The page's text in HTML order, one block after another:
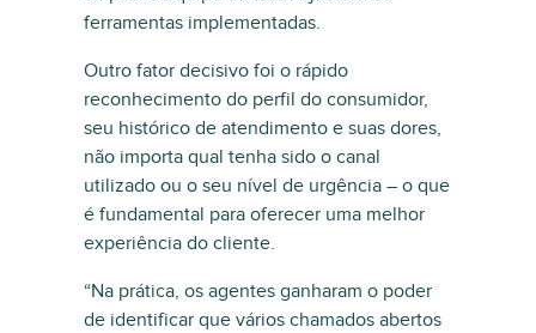
ferramentas implementadas.
Outro fator decisivo foi o rápido
reconhecimento do perfil do consumidor,
seu histórico de atendimento e suas dores,
não importa qual tenha sido o canal
utilizado ou o seu nível de urgência – o que
é fundamental para oferecer uma melhor
experiência do cliente.
“Na prática, os agentes ganharam o poder
de identificar que vários chamados abertos